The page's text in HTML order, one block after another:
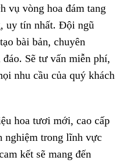
vụ vòng hoa đám tang
uy tín nhất. Đội ngũ
bài bản, chuyên
Sẽ tư vấn miễn phí,
nhu cầu của quý khách
hoa tươi mới, cao cấp
nghiệm trong lĩnh vực
kết sẽ mang đến